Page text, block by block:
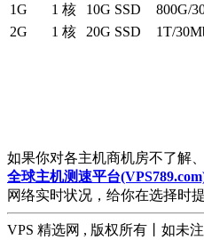
1G
1 核 10G SSD 800G/
2G
1 核 20G SSD 1T/
如果你对各主机商机房不了解
全球主机测速平台
网络实时状况，给你在选择时
VPS 精选网 , 版权所有丨如未注